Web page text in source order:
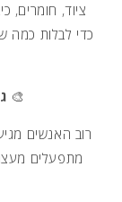
ציוד, חומרים,
כדי לבלות כמה
🎨
רוב האנשים
מתפעלים